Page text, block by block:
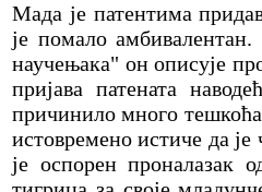
Мада је патентима
је помало
научењака" он описује
пријава патената
причинило много тешкоћа
истовремено истиче да
је оспорен проналазак